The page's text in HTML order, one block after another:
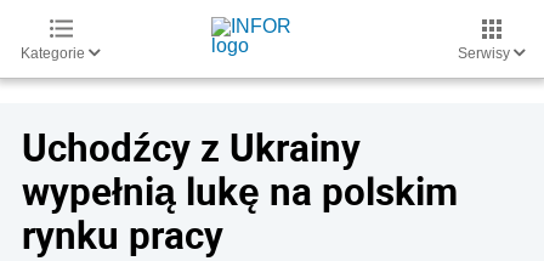
Kategorie Serwisy
Uchodźcy z Ukrainy
wypełnią lukę na polskim
rynku pracy